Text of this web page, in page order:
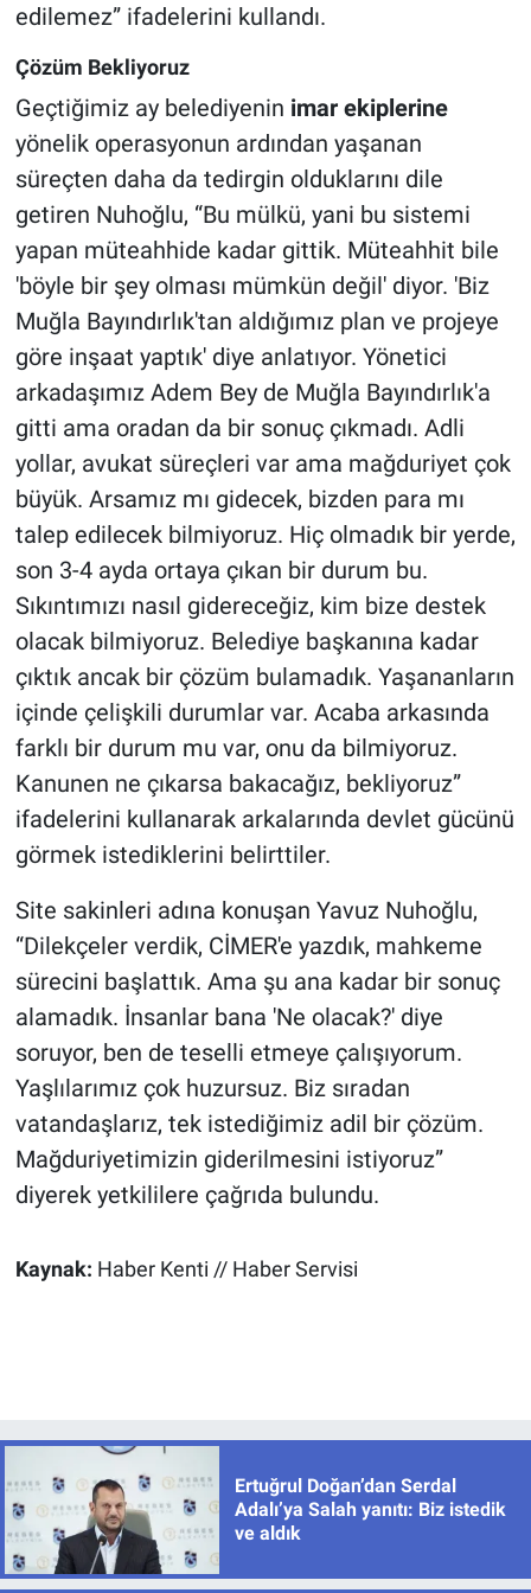
edilemez” ifadelerini kullandı.
Çözüm Bekliyoruz
Geçtiğimiz ay belediyenin imar ekiplerine
yönelik operasyonun ardından yaşanan
süreçten daha da tedirgin olduklarını dile
getiren Nuhoğlu, “Bu mülkü, yani bu sistemi
yapan müteahhide kadar gittik. Müteahhit bile
'böyle bir şey olması mümkün değil' diyor. 'Biz
Muğla Bayındırlık'tan aldığımız plan ve projeye
göre inşaat yaptık' diye anlatıyor. Yönetici
arkadaşımız Adem Bey de Muğla Bayındırlık'a
gitti ama oradan da bir sonuç çıkmadı. Adli
yollar, avukat süreçleri var ama mağduriyet çok
büyük. Arsamız mı gidecek, bizden para mı
talep edilecek bilmiyoruz. Hiç olmadık bir yerde,
son 3-4 ayda ortaya çıkan bir durum bu.
Sıkıntımızı nasıl gidereceğiz, kim bize destek
olacak bilmiyoruz. Belediye başkanına kadar
çıktık ancak bir çözüm bulamadık. Yaşananların
içinde çelişkili durumlar var. Acaba arkasında
farklı bir durum mu var, onu da bilmiyoruz.
Kanunen ne çıkarsa bakacağız, bekliyoruz”
ifadelerini kullanarak arkalarında devlet gücünü
görmek istediklerini belirttiler.
Site sakinleri adına konuşan Yavuz Nuhoğlu,
“Dilekçeler verdik, CİMER'e yazdık, mahkeme
sürecini başlattık. Ama şu ana kadar bir sonuç
alamadık. İnsanlar bana 'Ne olacak?' diye
soruyor, ben de teselli etmeye çalışıyorum.
Yaşlılarımız çok huzursuz. Biz sıradan
vatandaşlarız, tek istediğimiz adil bir çözüm.
Mağduriyetimizin giderilmesini istiyoruz”
diyerek yetkililere çağrıda bulundu.
Kaynak: Haber Kenti // Haber Servisi
Ertuğrul Doğan’dan Serdal
Adalı’ya Salah yanıtı: Biz istedik
ve aldık